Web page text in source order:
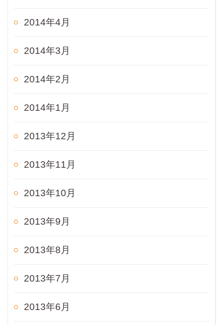
2014年4月
2014年3月
2014年2月
2014年1月
2013年12月
2013年11月
2013年10月
2013年9月
2013年8月
2013年7月
2013年6月